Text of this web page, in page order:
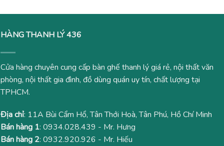
HÀNG THANH LÝ 436
Cửa hàng chuyên cung cấp bàn ghế thanh lý giá rẻ, nội thất văn
phòng, nội thất gia đình, đồ dùng quán uy tín, chất lượng tại
TPHCM.
Địa chỉ: 11A Bùi Cẩm Hổ, Tân Thới Hoà, Tân Phú, Hồ Chí Minh
Bán hàng 1: 0934.028.439 - Mr. Hưng
Bán hàng 2: 0932.920.926 - Mr. Hiếu